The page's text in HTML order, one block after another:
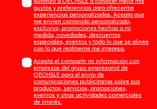
gustos y preferencias para ofrecerme
experiencias personalizadas. Acepto que
me envien contenido personalizado,
exclusivo, promociones hechas a mi
medida, novedades, descuentos
especiales, eventos y todo lo que se alinee
con lo que realmente me interesa.
Acepto el compartir mi información con
empresas del grupo empresarial de
OECHSLE para el envío de
comunicaciones publicitarias sobre sus
productos, servicios, promociones,
eventos y otras actividades comerciales
de interés.